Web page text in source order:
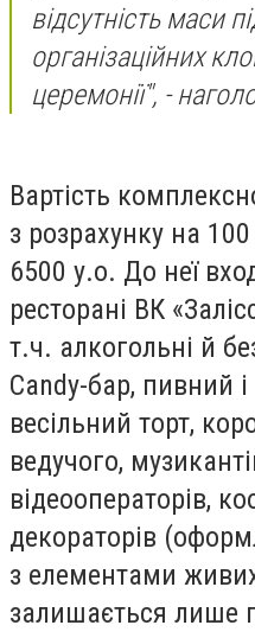
відсутність маси
організаційних
церемонії", -
Вартість
з розрахунку на
6500 у.о. До неї
ресторані ВК
т.ч. алкогольні й
Candy-бар, пивний
весільний торт,
ведучого,
відеооператорів,
декораторів
з елементами
залишається лише